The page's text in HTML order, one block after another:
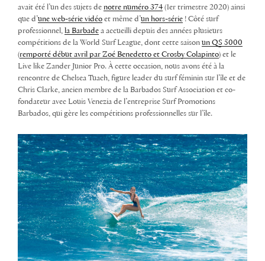
avait été l’un des sujets de notre numéro 374 (1er trimestre 2020) ainsi
que d’une web-série vidéo et même d’un hors-série ! Côté surf
professionnel, la Barbade a accueilli depuis des années plusieurs
compétitions de la World Surf League, dont cette saison un QS 5000
(remporté début avril par Zoé Benedetto et Crosby Colapinto) et le
Live like Zander Junior Pro. À cette occasion, nous avons été à la
rencontre de Chelsea Tuach, figure leader du surf féminin sur l’île et de
Chris Clarke, ancien membre de la Barbados Surf Association et co-
fondateur avec Louis Venezia de l’entreprise Surf Promotions
Barbados, qui gère les compétitions professionnelles sur l’île.